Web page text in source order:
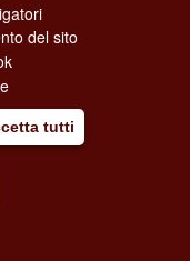
del sito
tutti